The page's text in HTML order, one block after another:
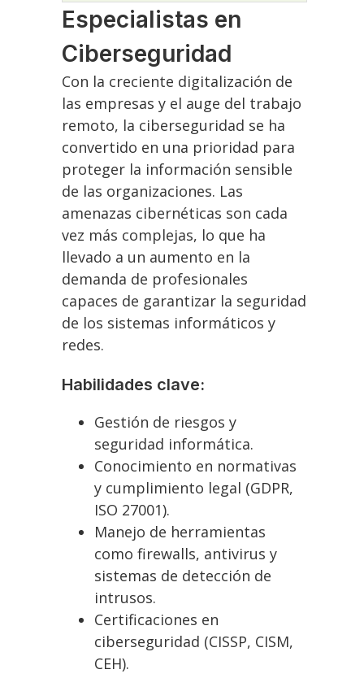
Especialistas en
Ciberseguridad
Con la creciente digitalización de
las empresas y el auge del trabajo
remoto, la ciberseguridad se ha
convertido en una prioridad para
proteger la información sensible
de las organizaciones. Las
amenazas cibernéticas son cada
vez más complejas, lo que ha
llevado a un aumento en la
demanda de profesionales
capaces de garantizar la seguridad
de los sistemas informáticos y
redes.
Habilidades clave:
Gestión de riesgos y
seguridad informática.
Conocimiento en normativas
y cumplimiento legal (GDPR,
ISO 27001).
Manejo de herramientas
como firewalls, antivirus y
sistemas de detección de
intrusos.
Certificaciones en
ciberseguridad (CISSP, CISM,
CEH).